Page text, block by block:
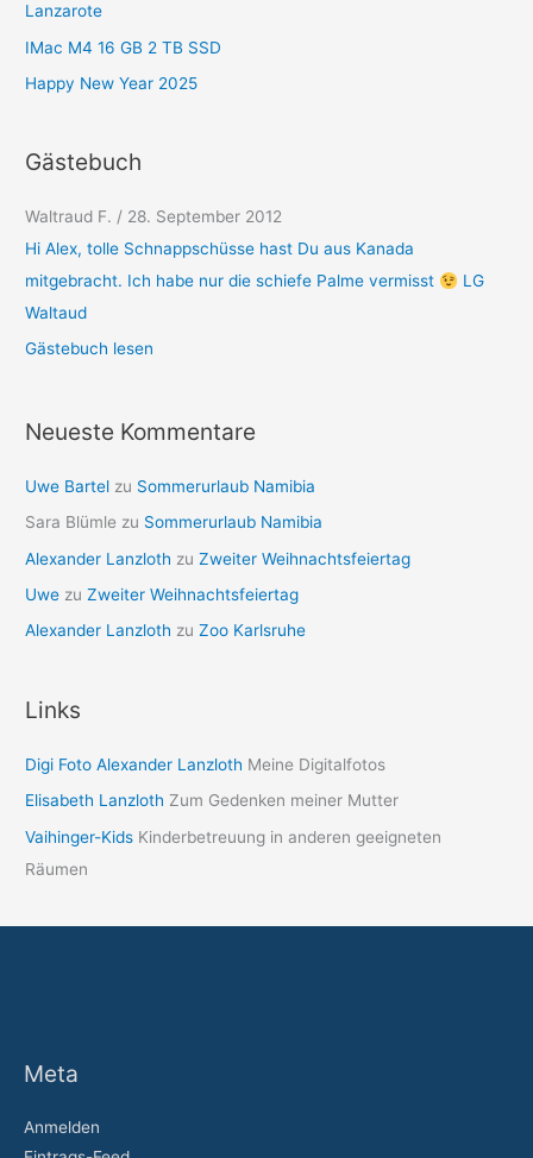
n
Lanzarote
IMac M4 16 GB 2 TB SSD
Happy New Year 2025
Gästebuch
Waltraud F. / 28. September 2012
Hi Alex, tolle Schnappschüsse hast Du aus Kanada
mitgebracht. Ich habe nur die schiefe Palme vermisst
LG
Waltaud
Gästebuch lesen
Neueste Kommentare
Uwe Bartel zu Sommerurlaub Namibia
Sara Blümle zu Sommerurlaub Namibia
Alexander Lanzloth zuZweiter Weihnachtsfeiertag
Uwe zuZweiter Weihnachtsfeiertag
Alexander Lanzloth zuZoo Karlsruhe
Links
Digi Foto Alexander Lanzloth Meine Digitalfotos
Elisabeth Lanzloth Zum Gedenken meiner Mutter
Vaihinger-Kids Kinderbetreuung in anderen geeigneten
Räumen
Meta
Anmelden